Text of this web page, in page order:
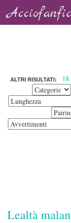
ALTRI RISULTATI: 18
Lealtà